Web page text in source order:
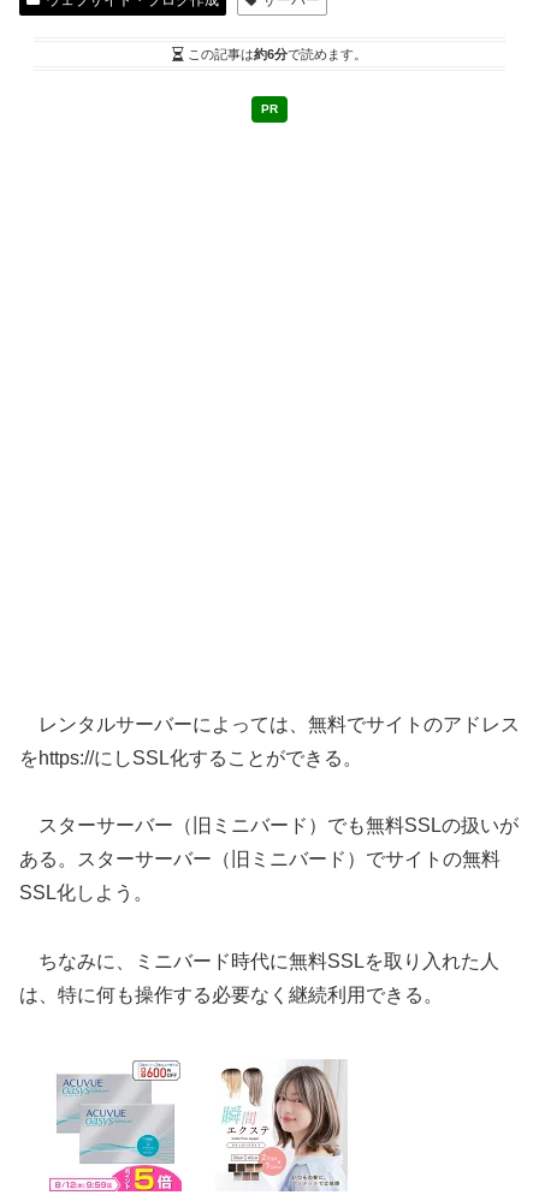
この記事は約6分で読めます。
PR
レンタルサーバーによっては、無料でサイトのアドレス
をhttps://にしSSL化することができる。
スターサーバー（旧ミニバード）でも無料SSLの扱いが
ある。スターサーバー（旧ミニバード）でサイトの無料
SSL化しよう。
ちなみに、ミニバード時代に無料SSLを取り入れた人
は、特に何も操作する必要なく継続利用できる。